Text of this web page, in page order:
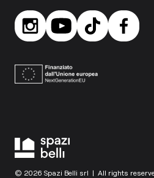
© 2026 Spazi Belli srl | All rights